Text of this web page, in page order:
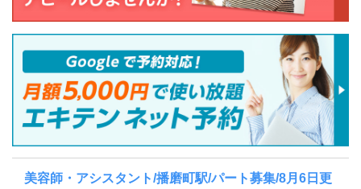
美容師・アシスタント/播磨町駅/パート募集/8月6日更